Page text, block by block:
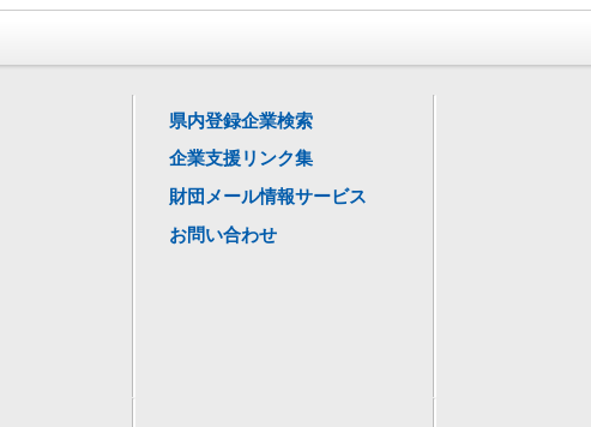
県内登録企業検索
企業支援リンク集
財団メール情報サービス
お問い合わせ